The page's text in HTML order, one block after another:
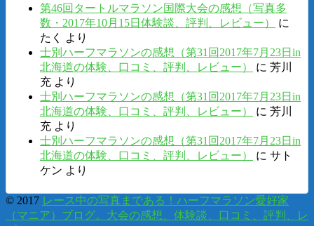
第46回タートルマラソン国際大会の感想（写真多
数・2017年10月15日体験談、評判、レビュー）
に
たく
より
士別ハーフマラソンの感想（第31回2017年7月23日in
北海道の体験、口コミ、評判、レビュー）
に 芳川
充 より
士別ハーフマラソンの感想（第31回2017年7月23日in
北海道の体験、口コミ、評判、レビュー）
に 芳川
充 より
士別ハーフマラソンの感想（第31回2017年7月23日in
北海道の体験、口コミ、評判、レビュー）
に サト
ケン より
© 2017 レース中の写真まである！ハーフマラソン愛好家
（マニア）ブログ。大会の感想、体験談、口コミ、評判、レ